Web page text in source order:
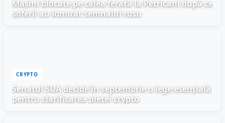
Mașini blocate pe calea ferată la Petricani după ce
șoferii au ignorat semnalul roșu
CRYPTO
Senatul SUA decide în septembrie o lege esențială
pentru clarificarea pieței crypto